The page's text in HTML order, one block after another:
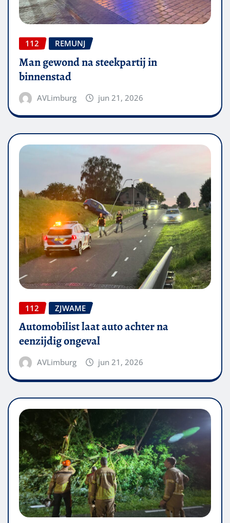
112 REMUNJ
Man gewond na steekpartij in
binnenstad
AVLimburg jun 21, 2026
112 ZJWAME
Automobilist laat auto achter na
eenzijdig ongeval
AVLimburg jun 21, 2026